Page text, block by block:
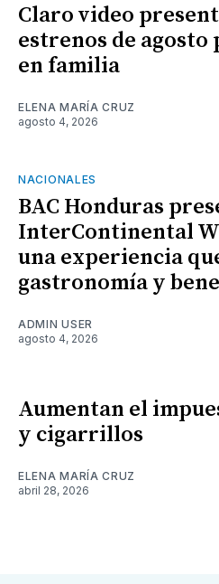
Claro video
estrenos de
en familia
ELENA MARÍA CRUZ
agosto 4, 2026
NACIONALES
BAC Honduras
InterContinental
una experiencia
gastronomía y
ADMIN USER
agosto 4, 2026
Aumentan el
y cigarrillos
ELENA MARÍA CRUZ
abril 28, 2026